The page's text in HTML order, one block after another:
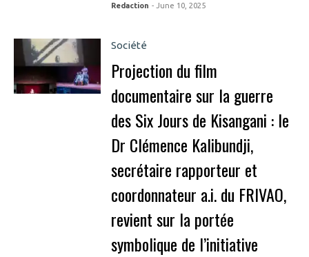
Redaction - June 10, 2025
Société
Projection du film
documentaire sur la guerre
des Six Jours de Kisangani : le
Dr Clémence Kalibundji,
secrétaire rapporteur et
coordonnateur a.i. du FRIVAO,
revient sur la portée
symbolique de l’initiative